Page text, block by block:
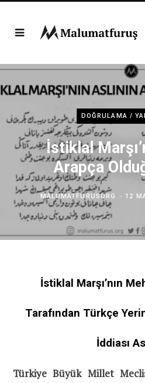
DOĞRULAMA /
İstiklal
Arapça
MALUMATFURUSORG 12
İstiklal Marşı’nın
Tarafından Türkçe
İddiası
Türkiye Büyük Millet